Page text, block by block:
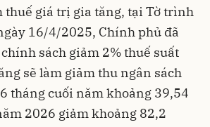
thuế giá trị gia tăng, tại Tờ trình
16/4/2025, Chính phủ đã
sách giảm 2% thuế suất
sẽ làm giảm thu ngân sách
tháng cuối năm khoảng 39,54
2026 giảm khoảng 82,2